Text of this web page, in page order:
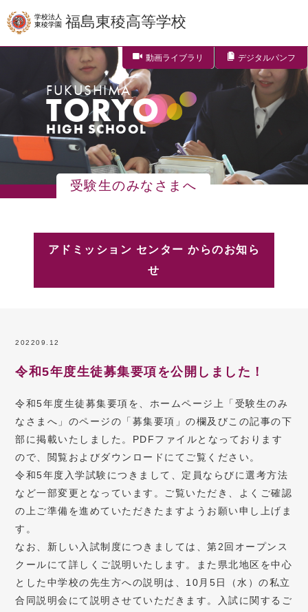
学校法人
東稜学園 福島東稜高等学校
動画ライブラリ デジタルパンフ
FUKUSHIMA
TORYO
HIGH SCHOOL
受験生のみなさまへ
アドミッション センター からのお知ら
せ
202209.12
令和5年度生徒募集要項を公開しました！
令和5年度生徒募集要項を、ホームページ上「受験生のみ
なさまへ」のページの「募集要項」の欄及びこの記事の下
部に掲載いたしました。PDFファイルとなっております
ので、閲覧およびダウンロードにてご覧ください。
令和5年度入学試験につきまして、定員ならびに選考方法
など一部変更となっています。ご覧いただき、よくご確認
の上ご準備を進めていただきたますようお願い申し上げま
す。
なお、新しい入試制度につきましては、第2回オープンス
クールにて詳しくご説明いたします。また県北地区を中心
とした中学校の先生方への説明は、10月5日（水）の私立
合同説明会にて説明させていただきます。入試に関するご